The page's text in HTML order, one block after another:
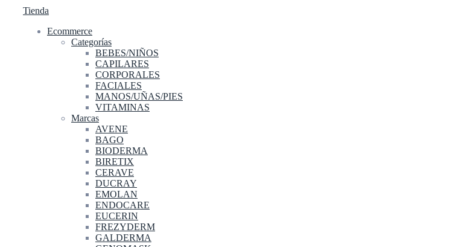
Tienda
Ecommerce
Categorías
BEBES/NIÑOS
CAPILARES
CORPORALES
FACIALES
MANOS/UÑAS/PIES
VITAMINAS
Marcas
AVENE
BAGO
BIODERMA
BIRETIX
CERAVE
DUCRAY
EMOLAN
ENDOCARE
EUCERIN
FREZYDERM
GALDERMA